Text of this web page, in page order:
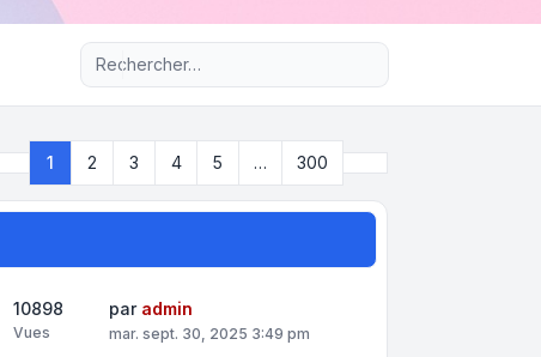
Recherche avancée
Page 1 sur300
1 2 3 4 5 … 300
10898
Vues
par admin
mar. sept. 30, 2025 3:49 pm